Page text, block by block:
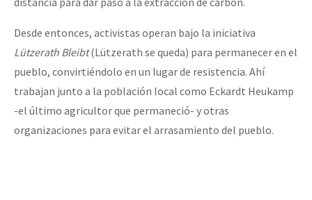
Desde entonces, activistas operan bajo la iniciativa
Lützerath Bleibt(Lützerath se queda) para permanecer en el
pueblo, convirtiéndolo en un lugar de resistencia. Ahí
trabajan junto a la población local como Eckardt Heukamp
-el último agricultor que permaneció- y otras
organizaciones para evitar el arrasamiento del pueblo.